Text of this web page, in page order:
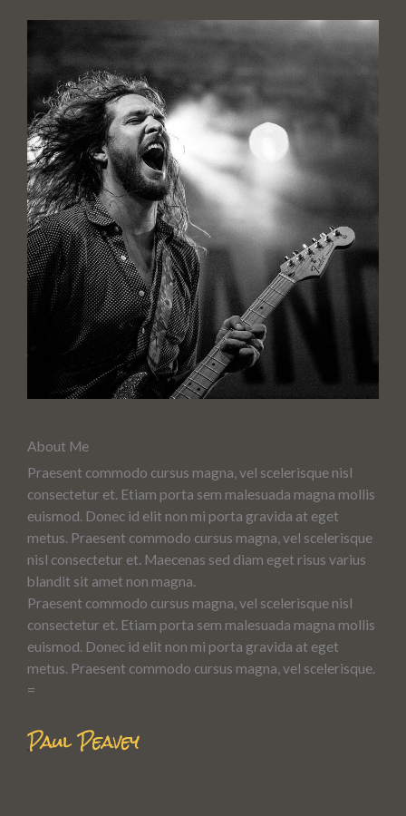
About Me
Praesent commodo cursus magna, vel scelerisque nisl
consectetur et. Etiam porta sem malesuada magna mollis
euismod. Donec id elit non mi porta gravida at eget
metus. Praesent commodo cursus magna, vel scelerisque
nisl consectetur et. Maecenas sed diam eget risus varius
blandit sit amet non magna.
Praesent commodo cursus magna, vel scelerisque nisl
consectetur et. Etiam porta sem malesuada magna mollis
euismod. Donec id elit non mi porta gravida at eget
metus. Praesent commodo cursus magna, vel scelerisque.
=